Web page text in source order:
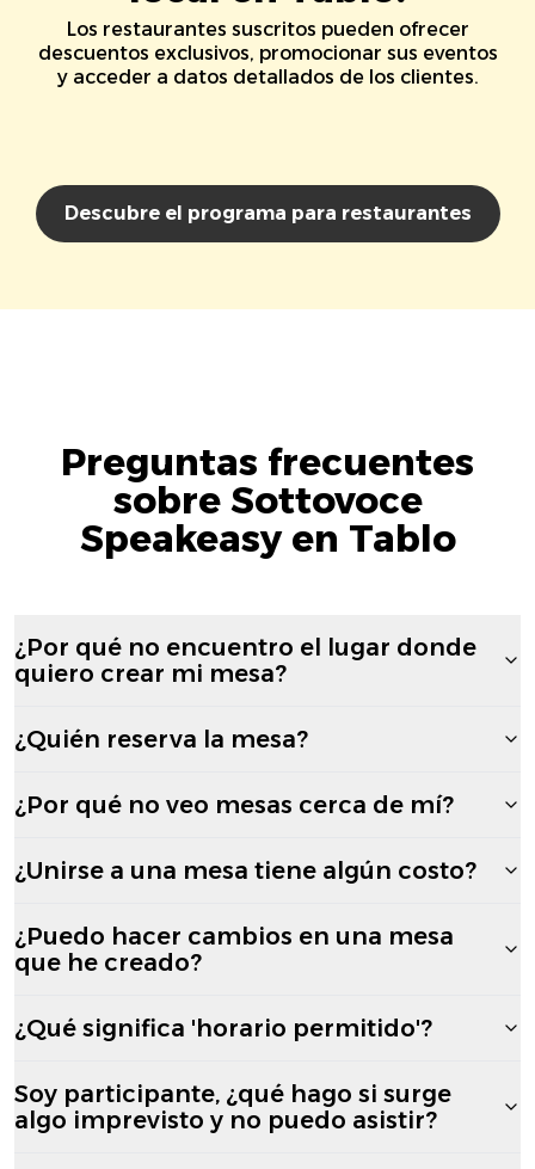
Los restaurantes suscritos pueden ofrecer
descuentos exclusivos, promocionar sus eventos
y acceder a datos detallados de los clientes.
Descubre el programa para restaurantes
Preguntas frecuentes
sobre Sottovoce
Speakeasy en Tablo
¿Por qué no encuentro el lugar donde
quiero crear mi mesa?
¿Quién reserva la mesa?
¿Por qué no veo mesas cerca de mí?
¿Unirse a una mesa tiene algún costo?
¿Puedo hacer cambios en una mesa
que he creado?
¿Qué significa 'horario permitido'?
Soy participante, ¿qué hago si surge
algo imprevisto y no puedo asistir?